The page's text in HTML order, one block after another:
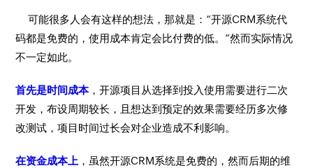
可能很多人会有这样的想法，那就是：“开源CRM系统代
码都是免费的，使用成本肯定会比付费的低。 ”然而实际情况
不一定如此。
首先是时间成本，开源项目从选择到投入使用需要进行二次
开发，布设周期较长，且想达到预定的效果需要经历多次修
改测试，项目时间过长会对企业造成不利影响。
在资金成本上 ，虽然开源CRM系统是免费的，然而后期的维